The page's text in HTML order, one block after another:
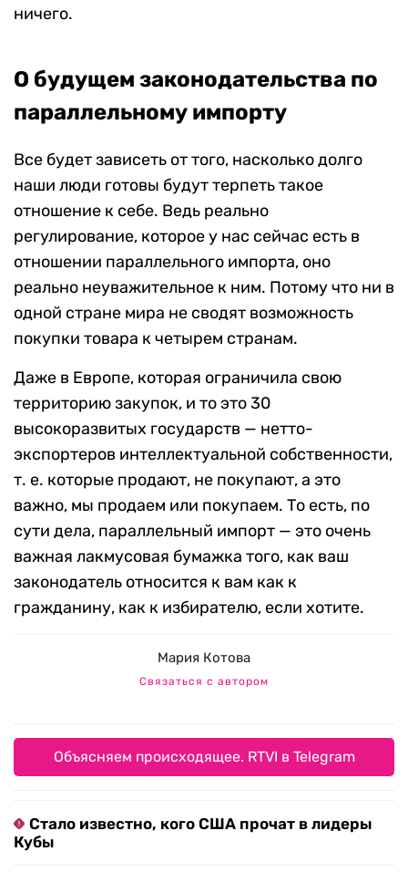
ничего.
О будущем законодательства по
параллельному импорту
Все будет зависеть от того, насколько долго
наши люди готовы будут терпеть такое
отношение к себе. Ведь реально
регулирование, которое у нас сейчас есть в
отношении параллельного импорта, оно
реально неуважительное к ним. Потому что ни в
одной стране мира не сводят возможность
покупки товара к четырем странам.
Даже в Европе, которая ограничила свою
территорию закупок, и то это 30
высокоразвитых государств — нетто-
экспортеров интеллектуальной собственности,
т. е. которые продают, не покупают, а это
важно, мы продаем или покупаем. То есть, по
сути дела, параллельный импорт — это очень
важная лакмусовая бумажка того, как ваш
законодатель относится к вам как к
гражданину, как к избирателю, если хотите.
Мария Котова
Связаться с автором
Объясняем происходящее. RTVI в Telegram
Стало известно, кого США прочат в лидеры
Кубы